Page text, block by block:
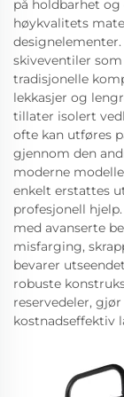
på holdbarhet
høykvalitets
skiveventiler
tradisjonelle
lekkasjer og
tillater isolert
ofte kan utføres
gjennom den
moderne
enkelt erstattes
profesjonell
med avanserte
misfarging,
bevarer
robuste
reservedeler,
kostnadseffektiv